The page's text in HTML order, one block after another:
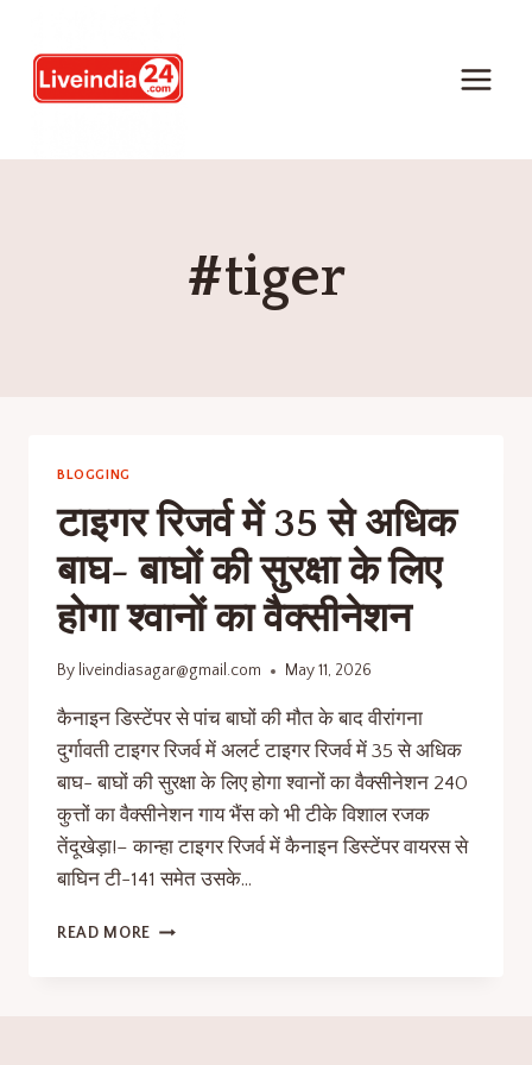
#tiger
BLOGGING
टाइगर रिजर्व में 35 से अधिक
बाघ- बाघों की सुरक्षा के लिए
होगा श्वानों का वैक्सीनेशन
By liveindiasagar@gmail.com May 11, 2026
कैनाइन डिस्टेंपर से पांच बाघों की मौत के बाद वीरांगना
दुर्गावती टाइगर रिजर्व में अलर्ट टाइगर रिजर्व में 35 से अधिक
बाघ- बाघों की सुरक्षा के लिए होगा श्वानों का वैक्सीनेशन 240
कुत्तों का वैक्सीनेशन गाय भैंस को भी टीके विशाल रजक
तेंदूखेड़ा!– कान्हा टाइगर रिजर्व में कैनाइन डिस्टेंपर वायरस से
बाघिन टी-141 समेत उसके…
READ MORE